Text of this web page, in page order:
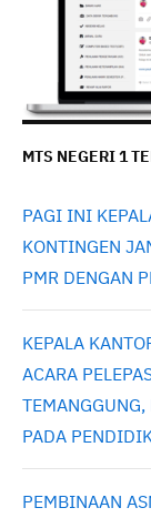
MTS NEGERI 1
PAGI INI
KONTINGEN
PMR DENGAN
KEPALA
ACARA
PADA
PEMBINAAN